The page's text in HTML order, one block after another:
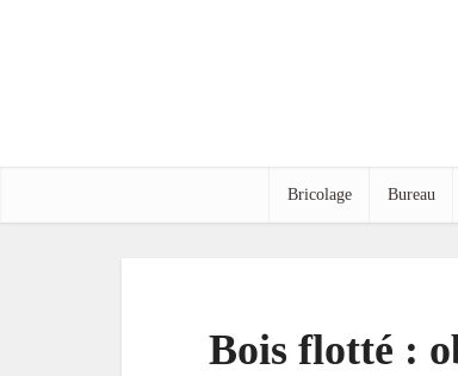
Bricolage Bureau
Bois flotté :